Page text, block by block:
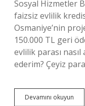
Sosyal Hizmetler
faizsiz evlilik
Osmaniye’nin
150.000 TL geri
evlilik parası nasıl
ederim? Çeyiz
Devamını okuyun